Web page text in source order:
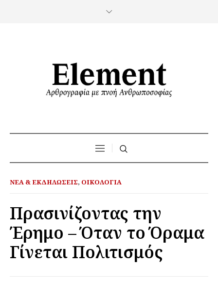
ΝΈΑ & ΕΚΔΗΛΏΣΕΙΣ, ΟΙΚΟΛΟΓΊΑ
Πρασινίζοντας την
Έρημο – Όταν το Όραμα
Γίνεται Πολιτισμός